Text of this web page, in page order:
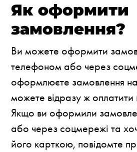
Як оформити
замовлення?
Ви можете оформити
телефоном або через
оформлюєте замовлення на
можете відразу ж
Якщо ви оформили
або через соцмережі та
його карткою, повідомте